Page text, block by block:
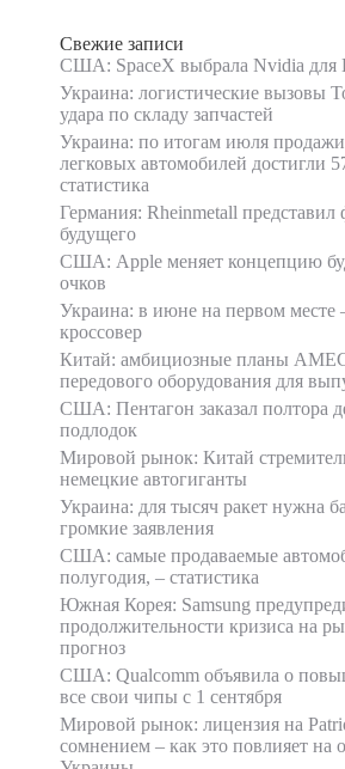
Свежие записи
США: SpaceX выбрала Nvidia для
Украина: логистические вызовы
удара по складу запчастей
Украина: по итогам июля
легковых автомобилей достигли
статистика
Германия: Rheinmetall представил
будущего
США: Apple меняет концепцию
очков
Украина: в июне на первом месте
кроссовер
Китай: амбициозные планы
передового оборудования для
США: Пентагон заказал полтора
подлодок
Мировой рынок: Китай
немецкие автогиганты
Украина: для тысяч ракет нужна
громкие заявления
США: самые продаваемые
полугодия, – статистика
Южная Корея: Samsung
продолжительности кризиса на
прогноз
США: Qualcomm объявила о
все свои чипы с 1 сентября
Мировой рынок: лицензия на
сомнением – как это повлияет на